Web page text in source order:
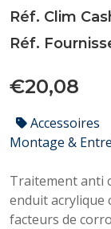
Réf. Clim
Réf.
€20,08
Accessoires
Montage &
Traitement anti
enduit acrylique
facteurs de